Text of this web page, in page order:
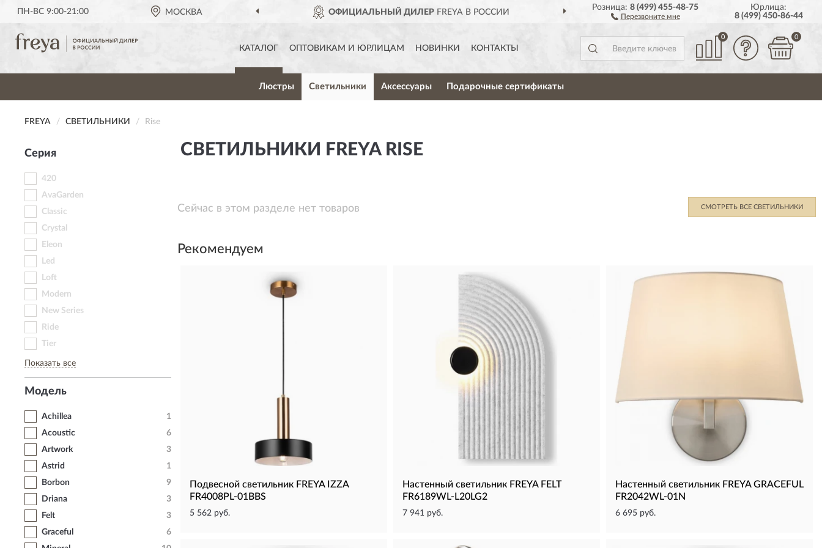
ПН-ВС 9:00-21:00 МОСКВА ОФИЦИАЛЬНЫЙ ДИЛЕРFREYA В РОССИИ ДОСТАВИМ ПО ВСЕЙ РОССИИ
Розница:8 (499) 455-48-75
Перезвоните мне
Юрлица:
8 (499) 450-86-44
КАТАЛОГ ОПТОВИКАМ И ЮРЛИЦАМ НОВИНКИ КОНТАКТЫ
0 0
Люстры Светильники Аксессуары Подарочные сертификаты
FREYA СВЕТИЛЬНИКИ Rise
Серия
420
AvaGarden
Classic
Crystal
Eleon
Led
Loft
Modern
New Series
Ride
Tier
Показать все
Модель
Achillea
1
Acoustic
6
Artwork
3
Astrid
1
Borbon
9
Driana
3
Felt
3
Graceful
6
СВЕТИЛЬНИКИ FREYA RISE
Сейчас в этом разделе нет товаров СМОТРЕТЬ ВСЕ СВЕТИЛЬНИКИ
Рекомендуем
Подвесной светильник FREYA IZZA
FR4008PL-01BBS
5 562 руб.
Настенный светильник FREYA FELT
FR6189WL-L20LG2
7 941 руб.
Настенный светильник FREYA GRACEFUL
FR2042WL-01N
6 695 руб.